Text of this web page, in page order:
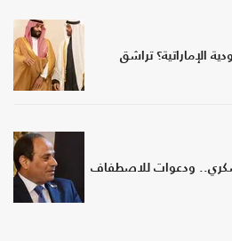
الإماراتية؟ تراشق
ودعوات للاصطفاف